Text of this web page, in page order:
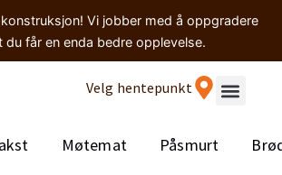
Vi jobber med å oppgradere
du får en enda bedre opplevelse.
Velg hentepunkt
Møtemat Påsmurt